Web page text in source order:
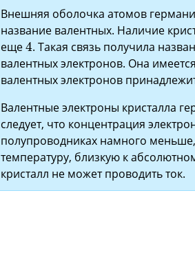
Внешняя оболочка атомов
название валентных. Наличие
еще4
4. Такая связь получила
валентных электронов. Она
валентных электронов
Валентные электроны кристалла
следует, что концентрация
полупроводниках намного
температуру, близкую к
кристалл не может проводить ток.